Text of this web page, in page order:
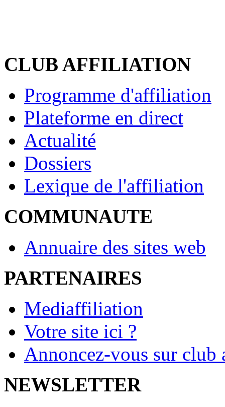
CLUB AFFILIATION
Programme d'affiliation
Plateforme en direct
Actualité
Dossiers
Lexique de l'affiliation
COMMUNAUTE
Annuaire des sites web
PARTENAIRES
Mediaffiliation
Votre site ici ?
Annoncez-vous sur
NEWSLETTER